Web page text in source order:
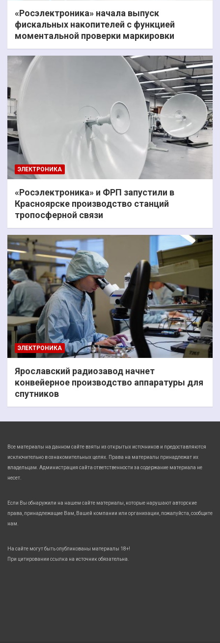
«Росэлектроника» начала выпуск
фискальных накопителей с функцией
моментальной проверки маркировки
ЭЛЕКТРОНИКА
«Росэлектроника» и ФРП запустили в
Красноярске производство станций
тропосферной связи
ЭЛЕКТРОНИКА
Ярославский радиозавод начнет
конвейерное производство аппаратуры для
спутников
Все материалы на данном сайте взяты из открытых источников и предоставляются
исключительно в ознакомительных целях. Права на материалы принадлежат их
владельцам. Администрация сайта ответственности за содержание материала не
несет.
Если Вы обнаружили на нашем сайте материалы, которые нарушают авторские
права, принадлежащие Вам, Вашей компании или организации, пожалуйста, сообщите
нам.
На сайте могут быть опубликованы материалы 18+!
При цитировании ссылка на источник обязательна.